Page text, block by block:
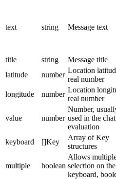
text string Message text
title
string Message title
latitude
number
Location
real number
longitude
number
Location
real number
value number
Number,
used in the chat
evaluation
keyboard []Key
Array of Key
structures
multiple boolean
Allows
selection on the
keyboard,